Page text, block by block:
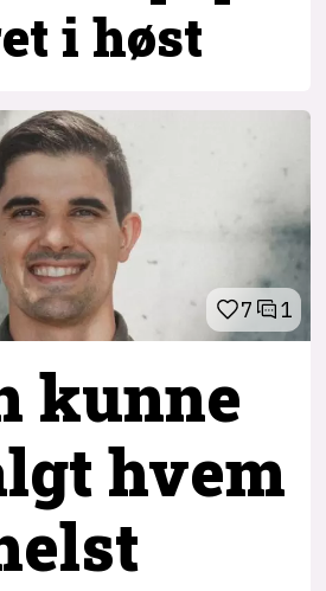
i høst
7 1
kunne
hvem